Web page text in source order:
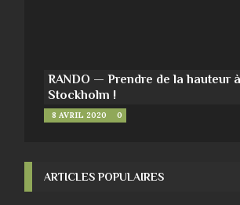
RANDO — Prendre de la hauteur à
Stockholm !
8 AVRIL 2020 0
ARTICLES POPULAIRES